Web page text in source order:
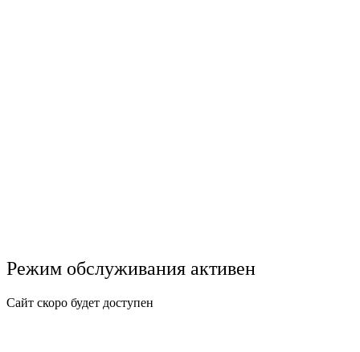
Режим обслуживания активен
Сайт скоро будет доступен